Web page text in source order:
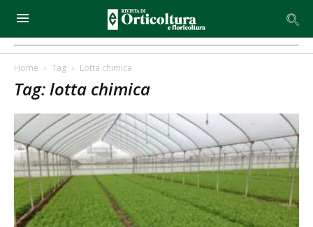
Home Tag Lotta chimica
Tag: lotta chimica